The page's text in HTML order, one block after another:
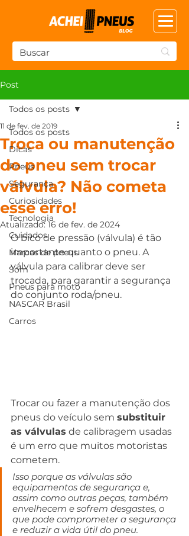
Post
Todos os posts
Dicas
Pneus
Segurança
Curiosidades
Tecnologia
Cuidados
Marcas de pneus
Som
Pneus para moto
NASCAR Brasil
Carros
Todos os posts
Troca ou manutenção
do pneu sem trocar
válvula? Não cometa
esse erro!
11 de fev. de 2019
Atualizado:16 de fev. de 2024
O bico de pressão (válvula) é tão
importante quanto o pneu. A
válvula para calibrar deve ser
trocada, para garantir a segurança
do conjunto roda/pneu.
Trocar ou fazer a manutenção dos
pneus do veículo sem substituir
as válvulas de calibragem usadas
é um erro que muitos motoristas
cometem.
Isso porque as válvulas são
equipamentos de segurança e,
assim como outras peças, também
envelhecem e sofrem desgastes, o
que pode comprometer a segurança
e reduzir a vida útil do pneu.